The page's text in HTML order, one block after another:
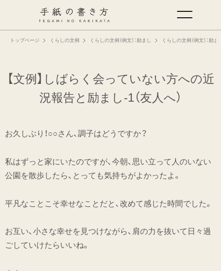
トップページ くらしの文例 くらしの文例（例文）：励まし くらしの文例（例文）：励
【文例】しばらく会っていない方への近
況報告と励まし-1（友人へ）
お久しぶり！○○さん、調子はどうですか？
私はずっと家にいたのですが、今朝、思い立って人のいない
公園を散歩したら、とっても気持ちがよかったよ。
平凡なことこそ幸せなことだと、改めて感じた時間でした。
お互い、小さな幸せを見つけながら、肩の力を抜いて日々過
ごしていけたらいいね。
手紙の基本
仕事の手紙の書き方
くらしの文例
仕事の文例
特集